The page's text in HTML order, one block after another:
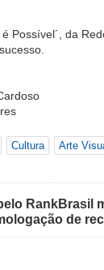
Possível´, da
Cultura Arte
RankBrasil
de